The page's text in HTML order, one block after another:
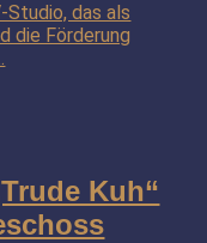
Studio, das als
die Förderung
Kuh“